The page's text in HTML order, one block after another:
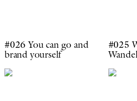
#026 You can go and
brand yourself
#025